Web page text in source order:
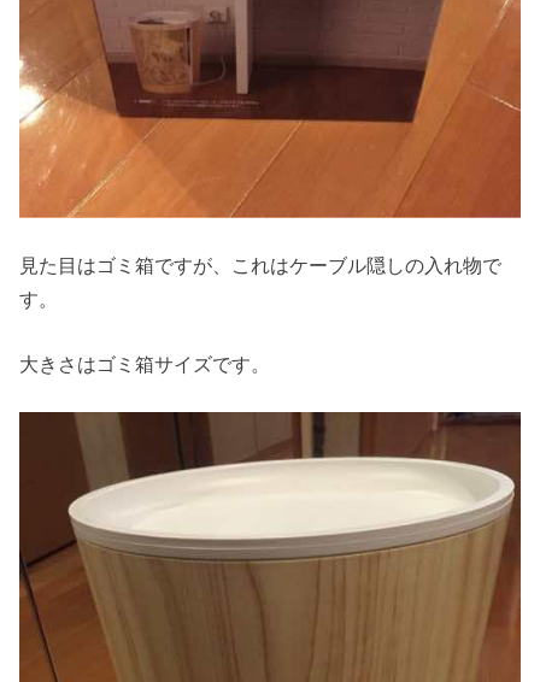
見た目はゴミ箱ですが、これはケーブル隠しの入れ物で
す。
大きさはゴミ箱サイズです。